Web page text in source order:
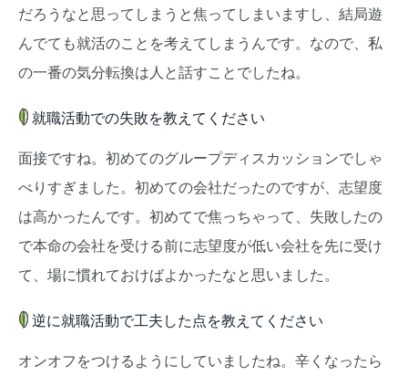
だろうなと思ってしまうと焦ってしまいますし、結局遊
んでても就活のことを考えてしまうんです。なので、私
の一番の気分転換は人と話すことでしたね。
就職活動での失敗を教えてください
面接ですね。初めてのグループディスカッションでしゃ
べりすぎました。初めての会社だったのですが、志望度
は高かったんです。初めてで焦っちゃって、失敗したの
で本命の会社を受ける前に志望度が低い会社を先に受け
て、場に慣れておけばよかったなと思いました。
逆に就職活動で工夫した点を教えてください
オンオフをつけるようにしていましたね。辛くなったら